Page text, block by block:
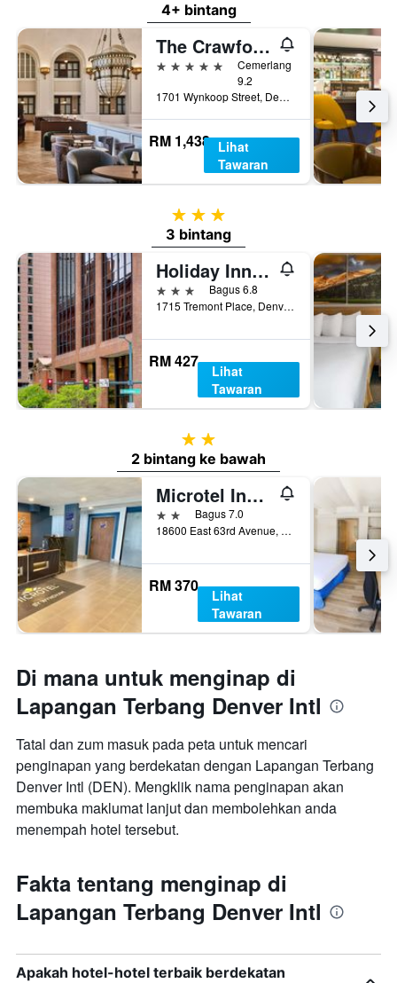
4+ bintang
The Crawford Hotel
5 bintang
Cemerlang
9.2
1701 Wynkoop Street, Denver, CO, Amerika Syarikat
RM 1,438 Lihat
Tawaran
3 bintang
3 bintang
Holiday Inn Express Denver Downtown by IHG
3 bintangBagus 6.8
1715 Tremont Place, Denver, CO, Amerika Syarikat
RM 427
Lihat
Tawaran
2 bintang
2 bintang ke bawah
Microtel Inn & Suites by Wyndham Denver Airport
2 bintangBagus 7.0
18600 East 63rd Avenue, Denver, CO, Amerika Syarikat
RM 370
Lihat
Tawaran
Di mana untuk menginap di
Lapangan Terbang Denver Intl
Tatal dan zum masuk pada peta untuk mencari
penginapan yang berdekatan dengan Lapangan Terbang
Denver Intl (DEN). Mengklik nama penginapan akan
membuka maklumat lanjut dan membolehkan anda
menempah hotel tersebut.
Fakta tentang menginap di
Lapangan Terbang Denver Intl
Apakah hotel-hotel terbaik berdekatan